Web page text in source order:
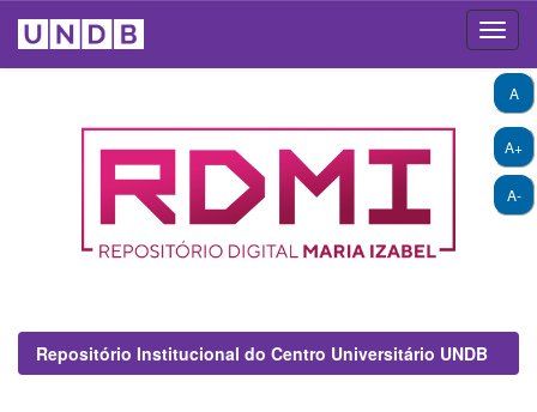
A+
A-
A
Repositório Institucional do Centro Universitário UNDB